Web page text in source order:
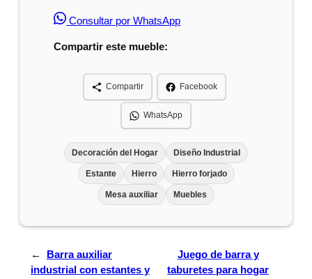
Consultar por WhatsApp
Compartir este mueble:
Compartir Facebook
WhatsApp
Decoración del Hogar Diseño Industrial
Estante Hierro Hierro forjado
Mesa auxiliar Muebles
←
Barra auxiliar
industrial con estantes y
Juego de barra y
taburetes para hogar